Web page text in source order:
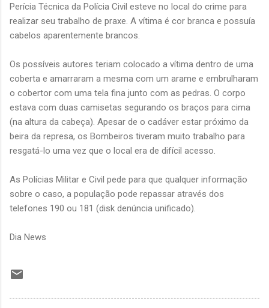
Perícia Técnica da Polícia Civil esteve no local do crime para
realizar seu trabalho de praxe. A vítima é cor branca e possuía
cabelos aparentemente brancos.
Os possíveis autores teriam colocado a vítima dentro de uma
coberta e amarraram a mesma com um arame e embrulharam
o cobertor com uma tela fina junto com as pedras. O corpo
estava com duas camisetas segurando os braços para cima
(na altura da cabeça). Apesar de o cadáver estar próximo da
beira da represa, os Bombeiros tiveram muito trabalho para
resgatá-lo uma vez que o local era de difícil acesso.
As Polícias Militar e Civil pede para que qualquer informação
sobre o caso, a população pode repassar através dos
telefones 190 ou 181 (disk denúncia unificado).
Dia News